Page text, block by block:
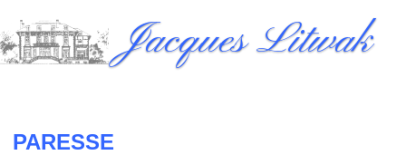
to
content
Jacques Litwak
PARESSE